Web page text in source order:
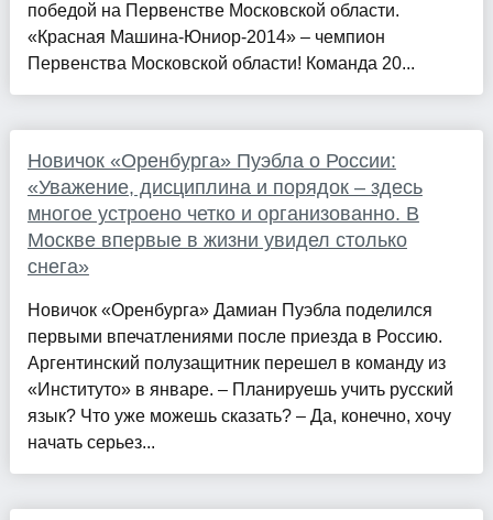
победой на Первенстве Московской области.
«Красная Машина-Юниор-2014» – чемпион
Первенства Московской области! Команда 20...
Новичок «Оренбурга» Пуэбла о России:
«Уважение, дисциплина и порядок – здесь
многое устроено четко и организованно. В
Москве впервые в жизни увидел столько
снега»
Новичок «Оренбурга» Дамиан Пуэбла поделился
первыми впечатлениями после приезда в Россию.
Аргентинский полузащитник перешел в команду из
«Институто» в январе. – Планируешь учить русский
язык? Что уже можешь сказать? – Да, конечно, хочу
начать серьез...